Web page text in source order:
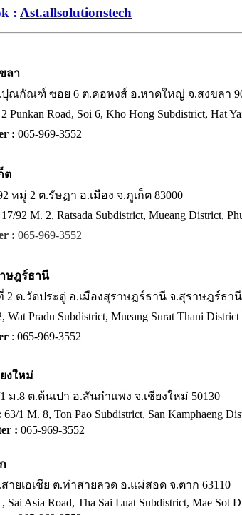
: Ast.allsolutionstech
ลา
ปุณกัณฑ์ ซอย 6 ต.คอหงส์ อ.หาดใหญ่ จ.สงขลา
2 Punkan Road, Soi 6, Kho Hong Subdistrict, Hat
: 065-969-3552
ต
หมู่ 2 ต.รัษฏา อ.เมือง จ.ภูเก็ต 83000
17/92 M. 2, Ratsada Subdistrict, Mueang District,
: 065-969-3552
ษฎร์ธานี
2 ต.วัดประดู่ อ.เมืองสุราษฎร์ธานี จ.สุราษฎร์ธานี
Wat Pradu Subdistrict, Mueang Surat Thani
: 065-969-3552
งใหม่
ม.8 ต.ต้นเปา อ.สันกำแพง จ.เชียงใหม่ 50130
63/1 M. 8, Ton Pao Subdistrict, San Kamphaeng
: 065-969-3552
สายเอเชีย ต.ท่าสายลวด อ.แม่สอด จ.ตาก 63110
Sai Asia Road, Tha Sai Luat Subdistrict, Mae Sot